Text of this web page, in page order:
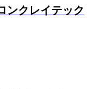
ンクレイテック